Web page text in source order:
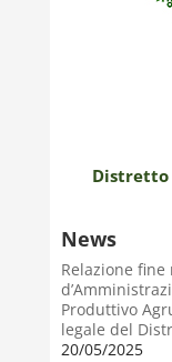
Distretto
News
Relazione
Produttivo
legale del
20/05/2025